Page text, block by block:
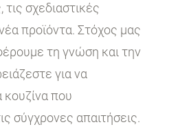
σχεδιαστικές
προϊόντα. Στόχος μας
τη γνώση και την
για να
κουζίνα που
σύγχρονες απαιτήσεις.